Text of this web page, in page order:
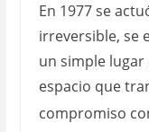
En 1977 se
irreversible, se
un simple lugar
espacio que
compromiso